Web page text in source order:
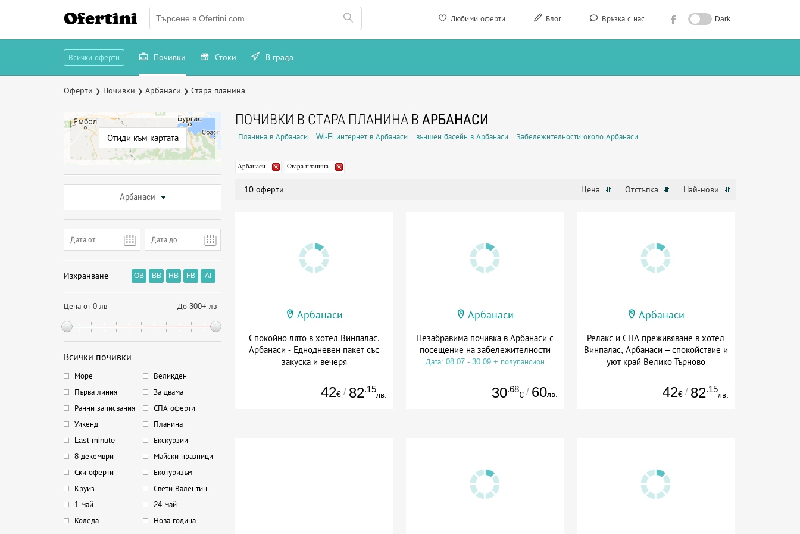
Любими оферти Блог Връзка с нас Dark
Ofertini
Всички оферти Почивки Стоки В града
Оферти ❯ Почивки ❯ Арбанаси ❯ Стара планина
Отиди към картата
Арбанаси
Изхранване OB BB HB FB AI
Цена от 0 лв До 300+ лв
Всички почивки
Море
Великден
Първа линия
За двама
Ранни записвания
СПА оферти
Уикенд
Планина
Last minute
Екскурзии
8 декември
Майски празници
Ски оферти
Екотуризъм
Круиз
Свети Валентин
1 май
24 май
Коледа
Нова година
ПОЧИВКИ В СТАРА ПЛАНИНА В АРБАНАСИ
Планина в Арбанаси Wi-Fi интернет в Арбанаси външен басейн в Арбанаси Забележителности около Арбанаси
Арбанаси Стара планина
10 оферти Цена Отстъпка Най-нови
Арбанаси
Спокойно лято в хотел Винпалас,
Арбанаси - Еднодневен пакет със
закуска и вечеря
42€ / 82.15
лв.
Арбанаси
Незабравима почивка в Арбанаси с
посещение на забележителности
Дата: 08.07 - 30.09 + полупансион
30.68
€ / 60лв.
Арбанаси
Релакс и СПА преживяване в хотел
Винпалас, Арбанаси – спокойствие и
уют край Велико Търново
42€ / 82.15
лв.